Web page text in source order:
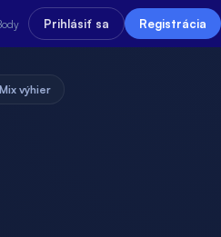
Prihlásiť sa Registrácia
Mix výhier